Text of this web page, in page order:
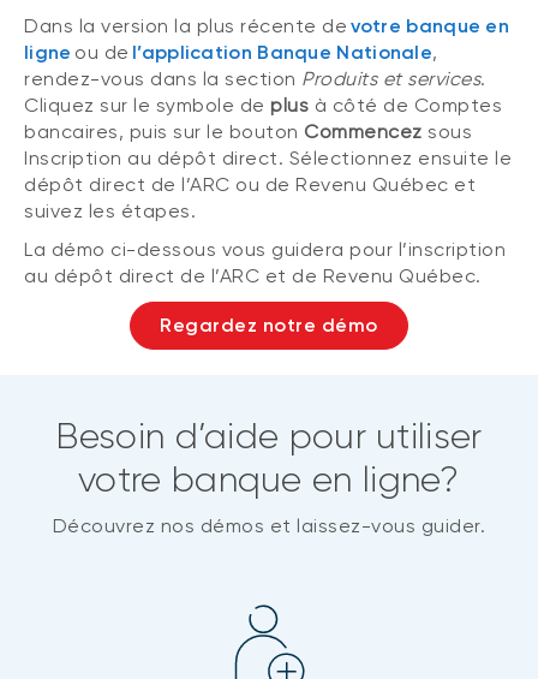
Dans la version la plus récente de votre banque en
ligne ou de l’application Banque Nationale,
rendez-vous dans la section Produits et services.
Cliquez sur le symbole de plus à côté de Comptes
bancaires, puis sur le bouton Commencez sous
Inscription au dépôt direct. Sélectionnez ensuite le
dépôt direct de l’ARC ou de Revenu Québec et
suivez les étapes.
La démo ci-dessous vous guidera pour l’inscription
au dépôt direct de l’ARC et de Revenu Québec.
Regardez notre démo
Besoin d’aide pour utiliser
votre banque en ligne?
Découvrez nos démos et laissez-vous guider.